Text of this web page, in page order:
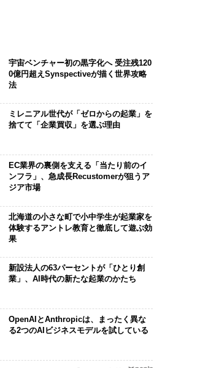
「コンディション」が成
果を左右する――「BAKUN
挑戦は個から
創によって加
宇宙ベンチャー初の黒字化へ 受注残120
0億円超えSynspectiveが描く世界攻略
法
ミレニアル世代が「ゼロからの起業」を
捨てて「企業買収」を選ぶ理由
EC業界の裏側を支える「当たり前のイ
ンフラ」、急成長Recustomerが狙うア
ジア市場
北海道の小さな町で小中学生が起業家を
体験するアントレ教育と徹底して遊ぶ効
果
新設法人の63パーセントが「ひとり創
業」、AI時代の新たな起業のかたち
OpenAIとAnthropicは、まったく異な
る2つのAIビジネスモデルを試している